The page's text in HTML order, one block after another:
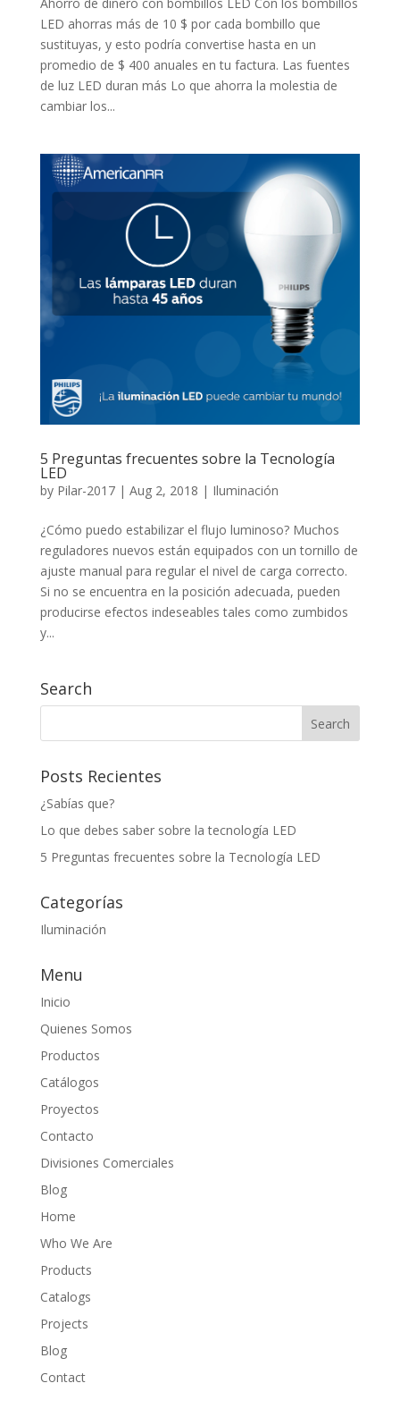
Ahorro de dinero con bombillos LED Con los bombillos
LED ahorras más de 10 $ por cada bombillo que
sustituyas, y esto podría convertise hasta en un
promedio de $ 400 anuales en tu factura. Las fuentes
de luz LED duran más Lo que ahorra la molestia de
cambiar los...
5 Preguntas frecuentes sobre la Tecnología
LED
by Pilar-2017| Aug 2, 2018 | Iluminación
¿Cómo puedo estabilizar el flujo luminoso? Muchos
reguladores nuevos están equipados con un tornillo de
ajuste manual para regular el nivel de carga correcto.
Si no se encuentra en la posición adecuada, pueden
producirse efectos indeseables tales como zumbidos
y...
Search
Posts Recientes
¿Sabías que?
Lo que debes saber sobre la tecnología LED
5 Preguntas frecuentes sobre la Tecnología LED
Categorías
Iluminación
Menu
Inicio
Quienes Somos
Productos
Catálogos
Proyectos
Contacto
Divisiones Comerciales
Blog
Home
Who We Are
Products
Catalogs
Projects
Blog
Contact